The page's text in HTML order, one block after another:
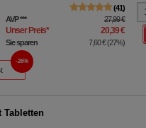
41
AVP*** 27,99 €
Unser Preis* 20,39 €
Sie sparen 7,60 €(27%)
26%
Tabletten